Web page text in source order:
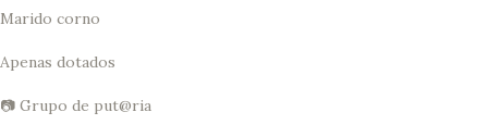
Marido corno
Apenas dotados
📷 Grupo de put@ria